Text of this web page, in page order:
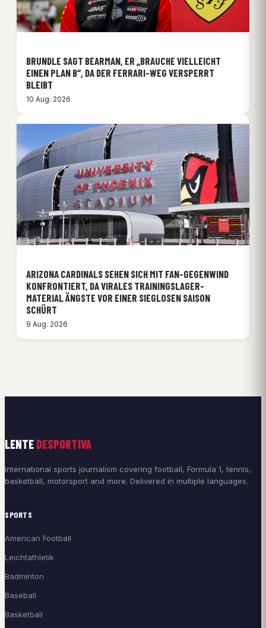
BRUNDLE SAGT BEARMAN, ER „BRAUCHE VIELLEICHT
EINEN PLAN B“, DA DER FERRARI-WEG VERSPERRT
BLEIBT
10 Aug. 2026
ARIZONA CARDINALS SEHEN SICH MIT FAN-GEGENWIND
KONFRONTIERT, DA VIRALES TRAININGSLAGER-
MATERIAL ÄNGSTE VOR EINER SIEGLOSEN SAISON
SCHÜRT
9 Aug. 2026
LENTE DESPORTIVA
International sports journalism covering football, Formula 1, tennis,
basketball, motorsport and more. Delivered in multiple languages.
SPORTS
American Football
Leichtathletik
Badminton
Baseball
Basketball